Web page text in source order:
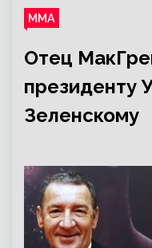
ММА
Отец
президенту
Зеленскому